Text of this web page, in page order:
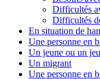
Difficultés
Difficultés
En situation de
Une personne en
Un jeune ou un
Un migrant
Une personne en